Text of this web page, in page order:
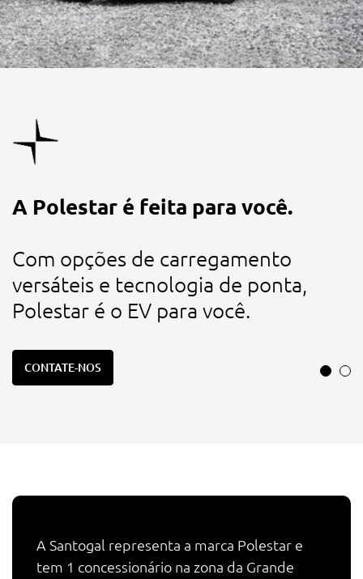
A Polestar é feita para você.
Com opções de carregamento
versáteis e tecnologia de ponta,
Polestar é o EV para você.
CONTATE-NOS
A Santogal representa a marca Polestar e
tem 1 concessionário na zona da Grande